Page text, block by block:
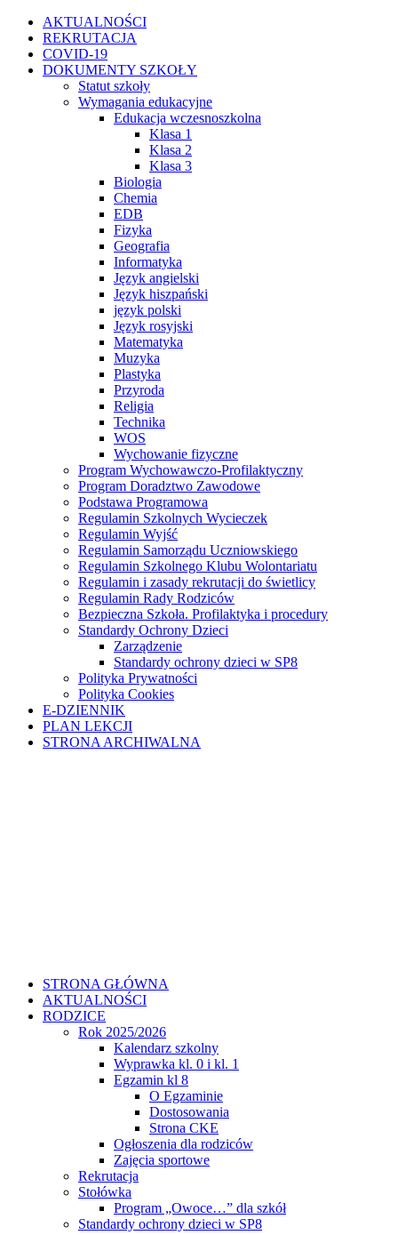
Przejdź
zawartości
Facebook
Instagram
WhatsApp
Twitter
YouTubeAKTUALNOŚCI
REKRUTACJA
COVID-19
DOKUMENTY SZKOŁY
Statut szkoły
Wymagania edukacyjne
Edukacja wczesnoszkolna
Klasa 1
Klasa 2
Klasa 3
Biologia
Chemia
EDB
Fizyka
Geografia
Informatyka
Język angielski
Język hiszpański
język polski
Język rosyjski
Matematyka
Muzyka
Plastyka
Przyroda
Religia
Technika
WOS
Wychowanie fizyczne
Program Wychowawczo-Profilaktyczny
Program Doradztwo Zawodowe
Podstawa Programowa
Regulamin Szkolnych Wycieczek
Regulamin Wyjść
Regulamin Samorządu Uczniowskiego
Regulamin Szkolnego Klubu Wolontariatu
Regulamin i zasady rekrutacji do świetlicy
Regulamin Rady Rodziców
Bezpieczna Szkoła. Profilaktyka i procedury
Standardy Ochrony Dzieci
Zarządzenie
Standardy ochrony dzieci w SP8
Polityka Prywatności
Polityka Cookies
E-DZIENNIK
PLAN LEKCJI
STRONA ARCHIWALNA
STRONA GŁÓWNA
AKTUALNOŚCI
RODZICE
Rok 2025/2026
Kalendarz szkolny
Wyprawka kl. 0 i kl. 1
Egzamin kl 8
O Egzaminie
Dostosowania
Strona CKE
Ogłoszenia dla rodziców
Zajęcia sportowe
Rekrutacja
Stołówka
Program „Owoce…” dla szkół
Standardy ochrony dzieci w SP8